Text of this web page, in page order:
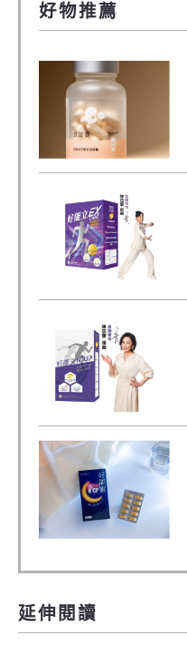
好物推薦
延伸閱讀